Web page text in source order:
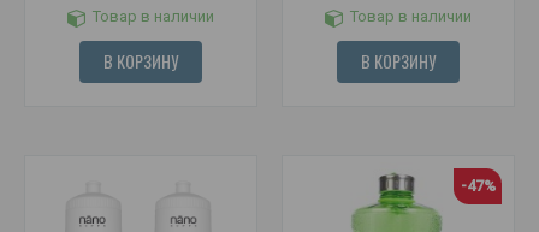
Товар в наличии
В КОРЗИНУ
Товар в наличии
В КОРЗИНУ
-47%